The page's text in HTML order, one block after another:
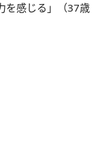
を感じる」（37歳